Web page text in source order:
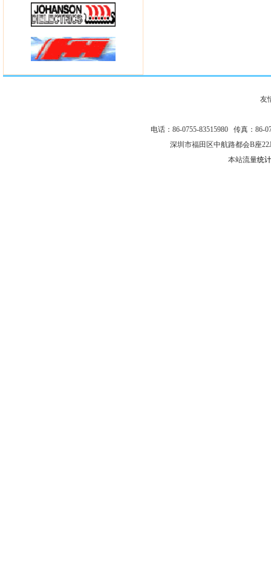
友
电话：86-0755-83515980 传真：86-
深圳市福田区中航路都会B座
本站流量统计